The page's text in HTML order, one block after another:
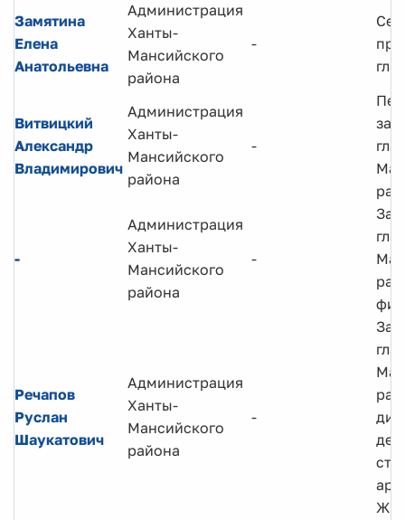
Замятина
Елена
Анатольевна
Администрация
Ханты-
Мансийского
района
-
Витвицкий
Александр
Владимирович
Администрация
Ханты-
Мансийского
района
-
-
Администрация
Ханты-
Мансийского
района
-
Речапов
Руслан
Шаукатович
Администрация
Ханты-
Мансийского
района
-